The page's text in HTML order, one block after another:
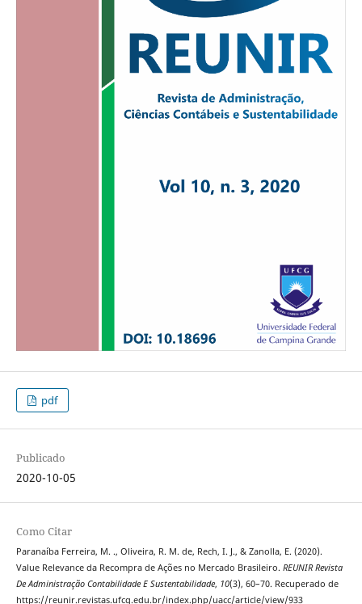
pdf
Publicado
2020-10-05
Como Citar
Paranaíba Ferreira, M. ., Oliveira, R. M. de, Rech, I. J., & Zanolla, E. (2020).
Value Relevance da Recompra de Ações no Mercado Brasileiro. REUNIR Revista
De Administração Contabilidade E Sustentabilidade, 10(3), 60–70. Recuperado de
https://reunir.revistas.ufcg.edu.br/index.php/uacc/article/view/933